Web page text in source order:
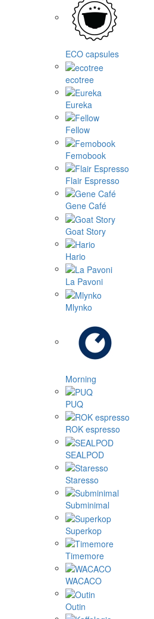
ECO capsules
ecotree
Eureka
Fellow
Femobook
Flair Espresso
Gene Café
Goat Story
Hario
La Pavoni
Mlynko
Morning
PUQ
ROK espresso
SEALPOD
Staresso
Subminimal
Superkop
Timemore
WACACO
Outin